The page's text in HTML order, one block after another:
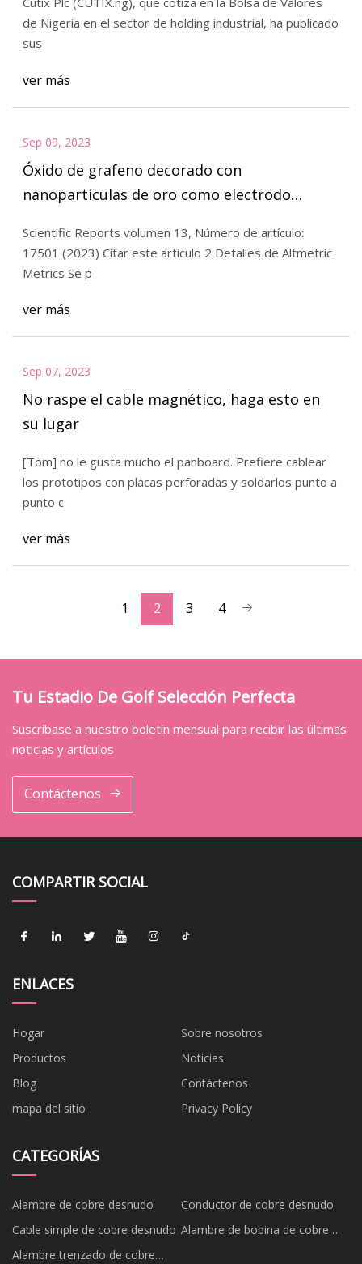
de Nigeria en el sector de holding industrial, ha publicado
sus
ver más
Sep 09, 2023
Óxido de grafeno decorado con
nanopartículas de oro como electrodo
la determinación simultánea de tirosina y
ácido úrico
Scientific Reports volumen 13, Número de artículo:
17501 (2023) Citar este artículo 2 Detalles de Altmetric
Metrics Se p
ver más
Sep 07, 2023
No raspe el cable magnético, haga esto en
su lugar
[Tom] no le gusta mucho el panboard. Prefiere cablear
los prototipos con placas perforadas y soldarlos punto a
punto c
ver más
1 2 3 4
Tu Estadio De Golf Selección Perfecta
Suscríbase a nuestro boletín mensual para recibir las últimas
noticias y artículos
Contáctenos
COMPARTIR SOCIAL
ENLACES
Hogar
Sobre nosotros
Productos
Noticias
Blog
Contáctenos
mapa del sitio
Privacy Policy
CATEGORÍAS
Alambre de cobre desnudo
Conductor de cobre desnudo
Cable simple de cobre desnudo Alambre de bobina de cobre
Alambre trenzado de cobre